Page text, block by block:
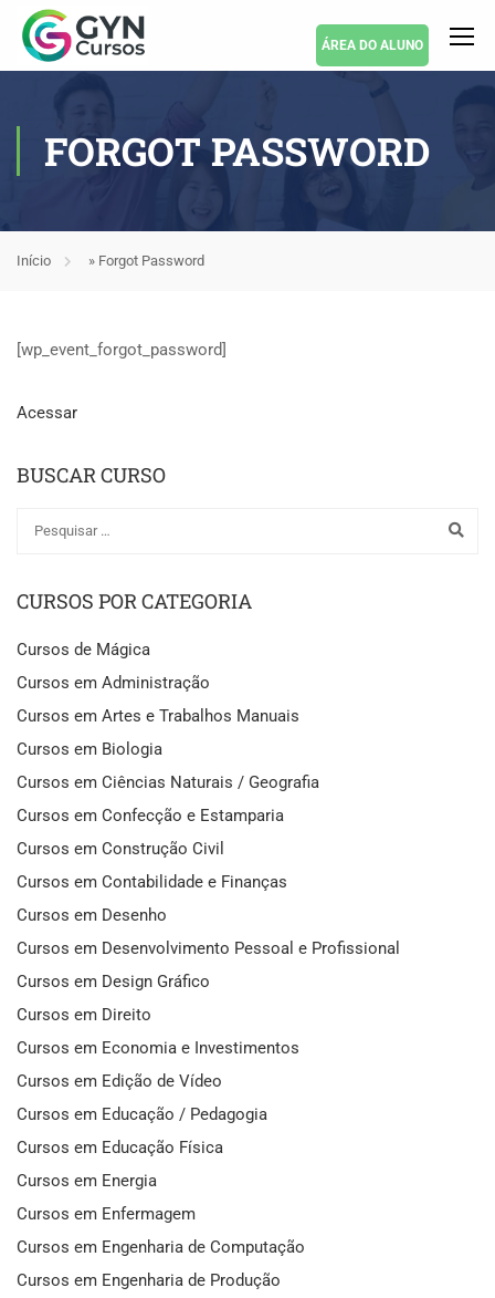
ÁREA DO ALUNO
FORGOT PASSWORD
Início » Forgot Password
[wp_event_forgot_password]
Acessar
BUSCAR CURSO
CURSOS POR CATEGORIA
Cursos de Mágica
Cursos em Administração
Cursos em Artes e Trabalhos Manuais
Cursos em Biologia
Cursos em Ciências Naturais / Geografia
Cursos em Confecção e Estamparia
Cursos em Construção Civil
Cursos em Contabilidade e Finanças
Cursos em Desenho
Cursos em Desenvolvimento Pessoal e Profissional
Cursos em Design Gráfico
Cursos em Direito
Cursos em Economia e Investimentos
Cursos em Edição de Vídeo
Cursos em Educação / Pedagogia
Cursos em Educação Física
Cursos em Energia
Cursos em Enfermagem
Cursos em Engenharia de Computação
Cursos em Engenharia de Produção